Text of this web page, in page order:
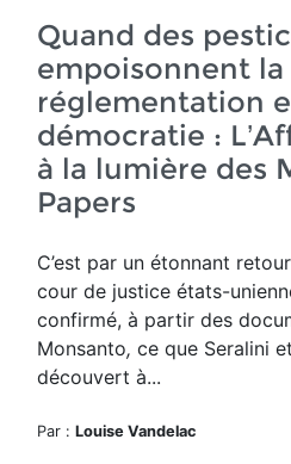
Quand des
empoisonnent
réglementation
démocratie :
à la lumière des
Papers
C’est par un étonnant
cour de justice états-
confirmé, à partir des
Monsanto, ce que Seralini
découvert à...
Par : Louise Vandelac